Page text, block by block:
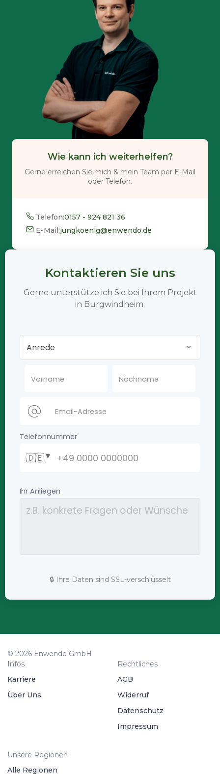
Wie kann ich weiterhelfen?
Gerne erreichen Sie mich & mein Team per E-Mail
oder Telefon.
Telefon:0157 - 924 821 36
E-Mail:jungkoenig@enwendo.de
Kontaktieren Sie uns
Gerne unterstütze ich Sie bei Ihrem Projekt
in Burgwindheim.
🔒 Ihre Daten sind SSL-verschlüsselt
© 2026 Enwendo GmbH
Infos
Karriere
Über Uns
Rechtliches
AGB
Widerruf
Datenschutz
Impressum
Unsere Regionen
Alle Regionen